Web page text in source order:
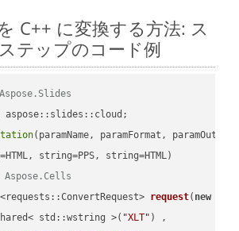
C++ に変換する方法: ス
テップのコード例
aspose::slides::cloud;
(paramName, paramFormat,
Aspose.Cells
request( new
std::wstring >(
"XLT" ) ,